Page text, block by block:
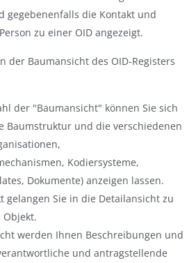
gegebenenfalls die Kontakt und
zu einer OID angezeigt.
der Baumansicht des OID-Registers
der "Baumansicht" können Sie sich
Baumstruktur und die verschiedenen
Kodiersysteme,
Dokumente) anzeigen lassen.
gelangen Sie in die Detailansicht zu
werden Ihnen Beschreibungen und
und antragstellende